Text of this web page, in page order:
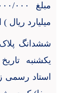
میلیارد
استاد رسمی